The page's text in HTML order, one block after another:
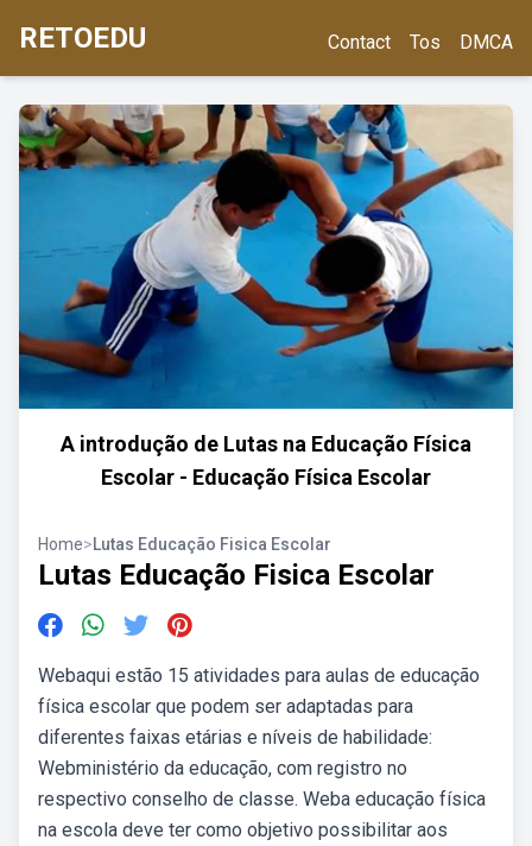
RETOEDU Contact Tos DMCA
A introdução de Lutas na Educação Física
Escolar - Educação Física Escolar
Home>Lutas Educação Fisica Escolar
Lutas Educação Fisica Escolar
Webaqui estão 15 atividades para aulas de educação
física escolar que podem ser adaptadas para
diferentes faixas etárias e níveis de habilidade:
Webministério da educação, com registro no
respectivo conselho de classe. Weba educação física
na escola deve ter como objetivo possibilitar aos